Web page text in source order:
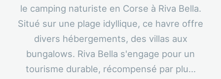
le camping naturiste en Corse à Riva Bella.
Situé sur une plage idyllique, ce havre offre
divers hébergements, des villas aux
bungalows. Riva Bella s'engage pour un
tourisme durable, récompensé par plu...